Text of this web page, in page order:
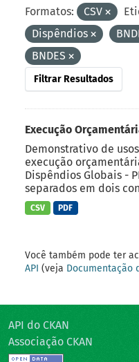
Formatos: CSV
Dispêndios
BNDES
Filtrar Resultados
Execução
Demonstrativo de
execução
Dispêndios Globais -
separados em dois
CSV PDF
Você também pode ter
API (veja Documentação
API do CKAN
Associação CKAN